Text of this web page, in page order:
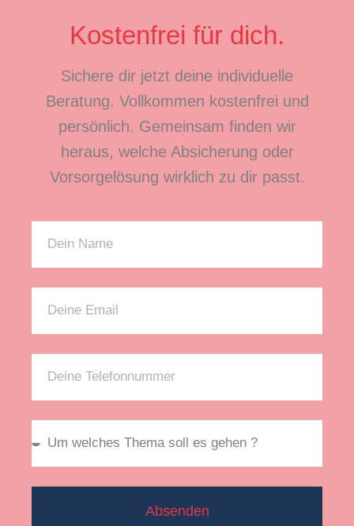
Kostenfrei für dich.
Sichere dir jetzt deine individuelle
Beratung. Vollkommen kostenfrei und
persönlich. Gemeinsam finden wir
heraus, welche Absicherung oder
Vorsorgelösung wirklich zu dir passt.
Absenden